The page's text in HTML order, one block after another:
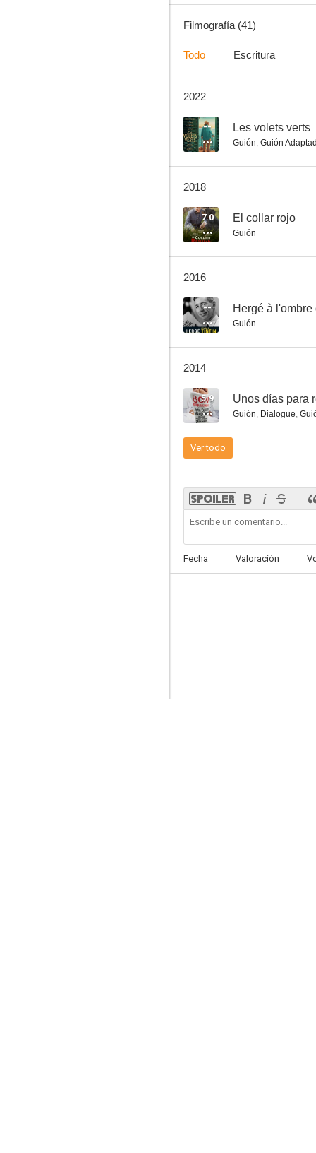
5.9
Filmografía (41)
Todo Escritura
2022
-- Les volets verts
Guión, Guión
2018
7.0 El collar rojo
Guión
2016
-- Hergé à l'ombre
Guión
2014
5.9 Unos días para
Guión, Dialogue,
Ver todo
Fecha Valoración